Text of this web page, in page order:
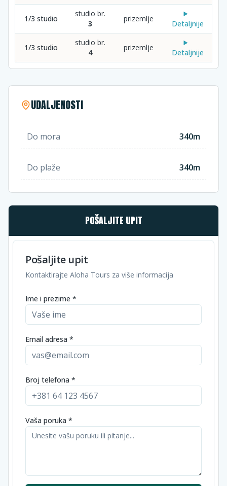
1/3 studio
studio br.
3
prizemlje
Detaljnije
1/3 studio
studio br.
4
prizemlje
Detaljnije
UDALJENOSTI
Do mora 340m
Do plaže 340m
POŠALJITE UPIT
Pošaljite upit
Kontaktirajte Aloha Tours za više informacija
Ime i prezime *
Email adresa *
Broj telefona *
Vaša poruka *